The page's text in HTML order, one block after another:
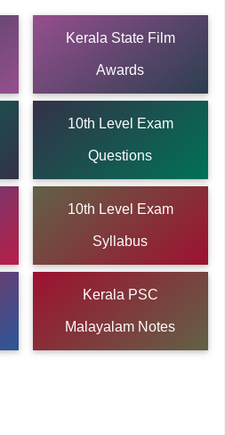
Kerala State Film
Awards
10th Level Exam
Questions
10th Level Exam
Syllabus
Kerala PSC
Malayalam Notes